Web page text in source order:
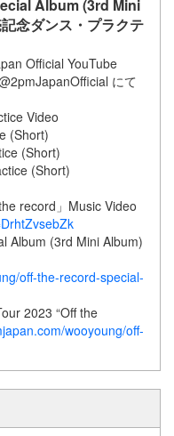
Album (3rd Mini
念ダンス・プラクテ
Official YouTube
にて
Video
(Short)
(Short)
(Short)
record」Music Video
Album (3rd Mini Album)
off-the-record-special-
2023 “Off the
wooyoung/off-